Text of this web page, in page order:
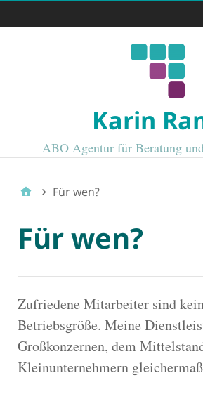
Karin
ABO Agentur für Beratung
Für wen?
Für wen?
Zufriedene Mitarbeiter sind
Betriebsgröße. Meine
Großkonzernen, dem
Kleinunternehmern